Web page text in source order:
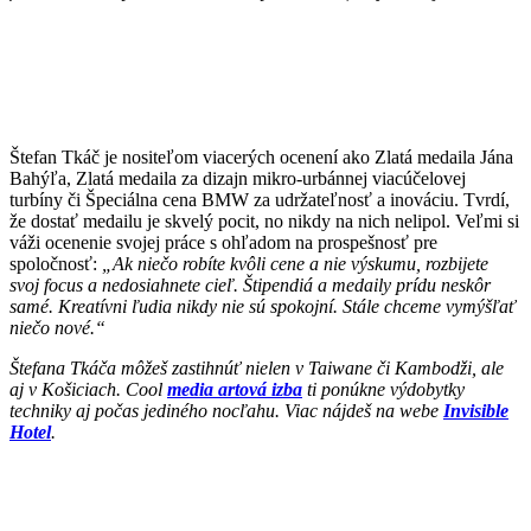
Štefan Tkáč je nositeľom viacerých ocenení ako Zlatá medaila Jána
Bahýľa, Zlatá medaila za dizajn mikro-urbánnej viacúčelovej
turbíny či Špeciálna cena BMW za udržateľnosť a inováciu. Tvrdí,
že dostať medailu je skvelý pocit, no nikdy na nich nelipol. Veľmi si
váži ocenenie svojej práce s ohľadom na prospešnosť pre
spoločnosť:
„Ak niečo robíte kvôli cene a nie výskumu, rozbijete
svoj focus a nedosiahnete cieľ. Štipendiá a medaily prídu neskôr
samé. Kreatívni ľudia nikdy nie sú spokojní. Stále chceme vymýšľať
niečo nové.“
Štefana Tkáča môžeš zastihnúť nielen v Taiwane či Kambodži, ale
aj v Košiciach. Cool media artová izba ti ponúkne výdobytky
techniky aj počas jediného nocľahu. Viac nájdeš na webe Invisible
Hotel.